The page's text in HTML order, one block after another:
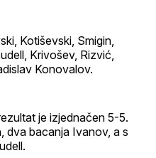
Kotiševski, Smigin,
Krivošev, Rizvić,
Konovalov.
je izjednačen 5-5.
dva bacanja Ivanov, a s